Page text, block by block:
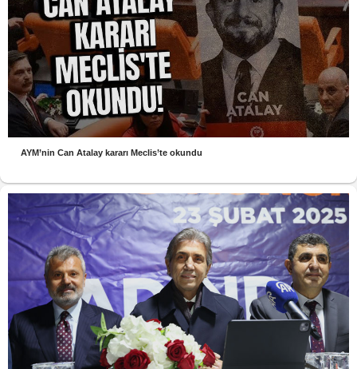
AYM’nin Can Atalay kararı Meclis’te okundu